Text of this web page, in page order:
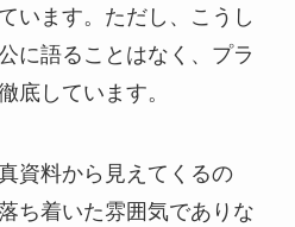
います。ただし、こうし
に語ることはなく、プラ
底しています。
資料から見えてくるの
ち着いた雰囲気でありな